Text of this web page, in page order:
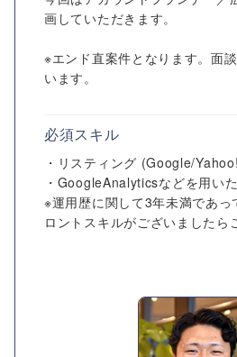
画していただきます。
※エンド直案件となります。面
います。
必須スキル
・リスティング (Google/
・GoogleAnalyticsなどを用い
※運用歴に関して3年未満であっ
ロントスキルがございましたら